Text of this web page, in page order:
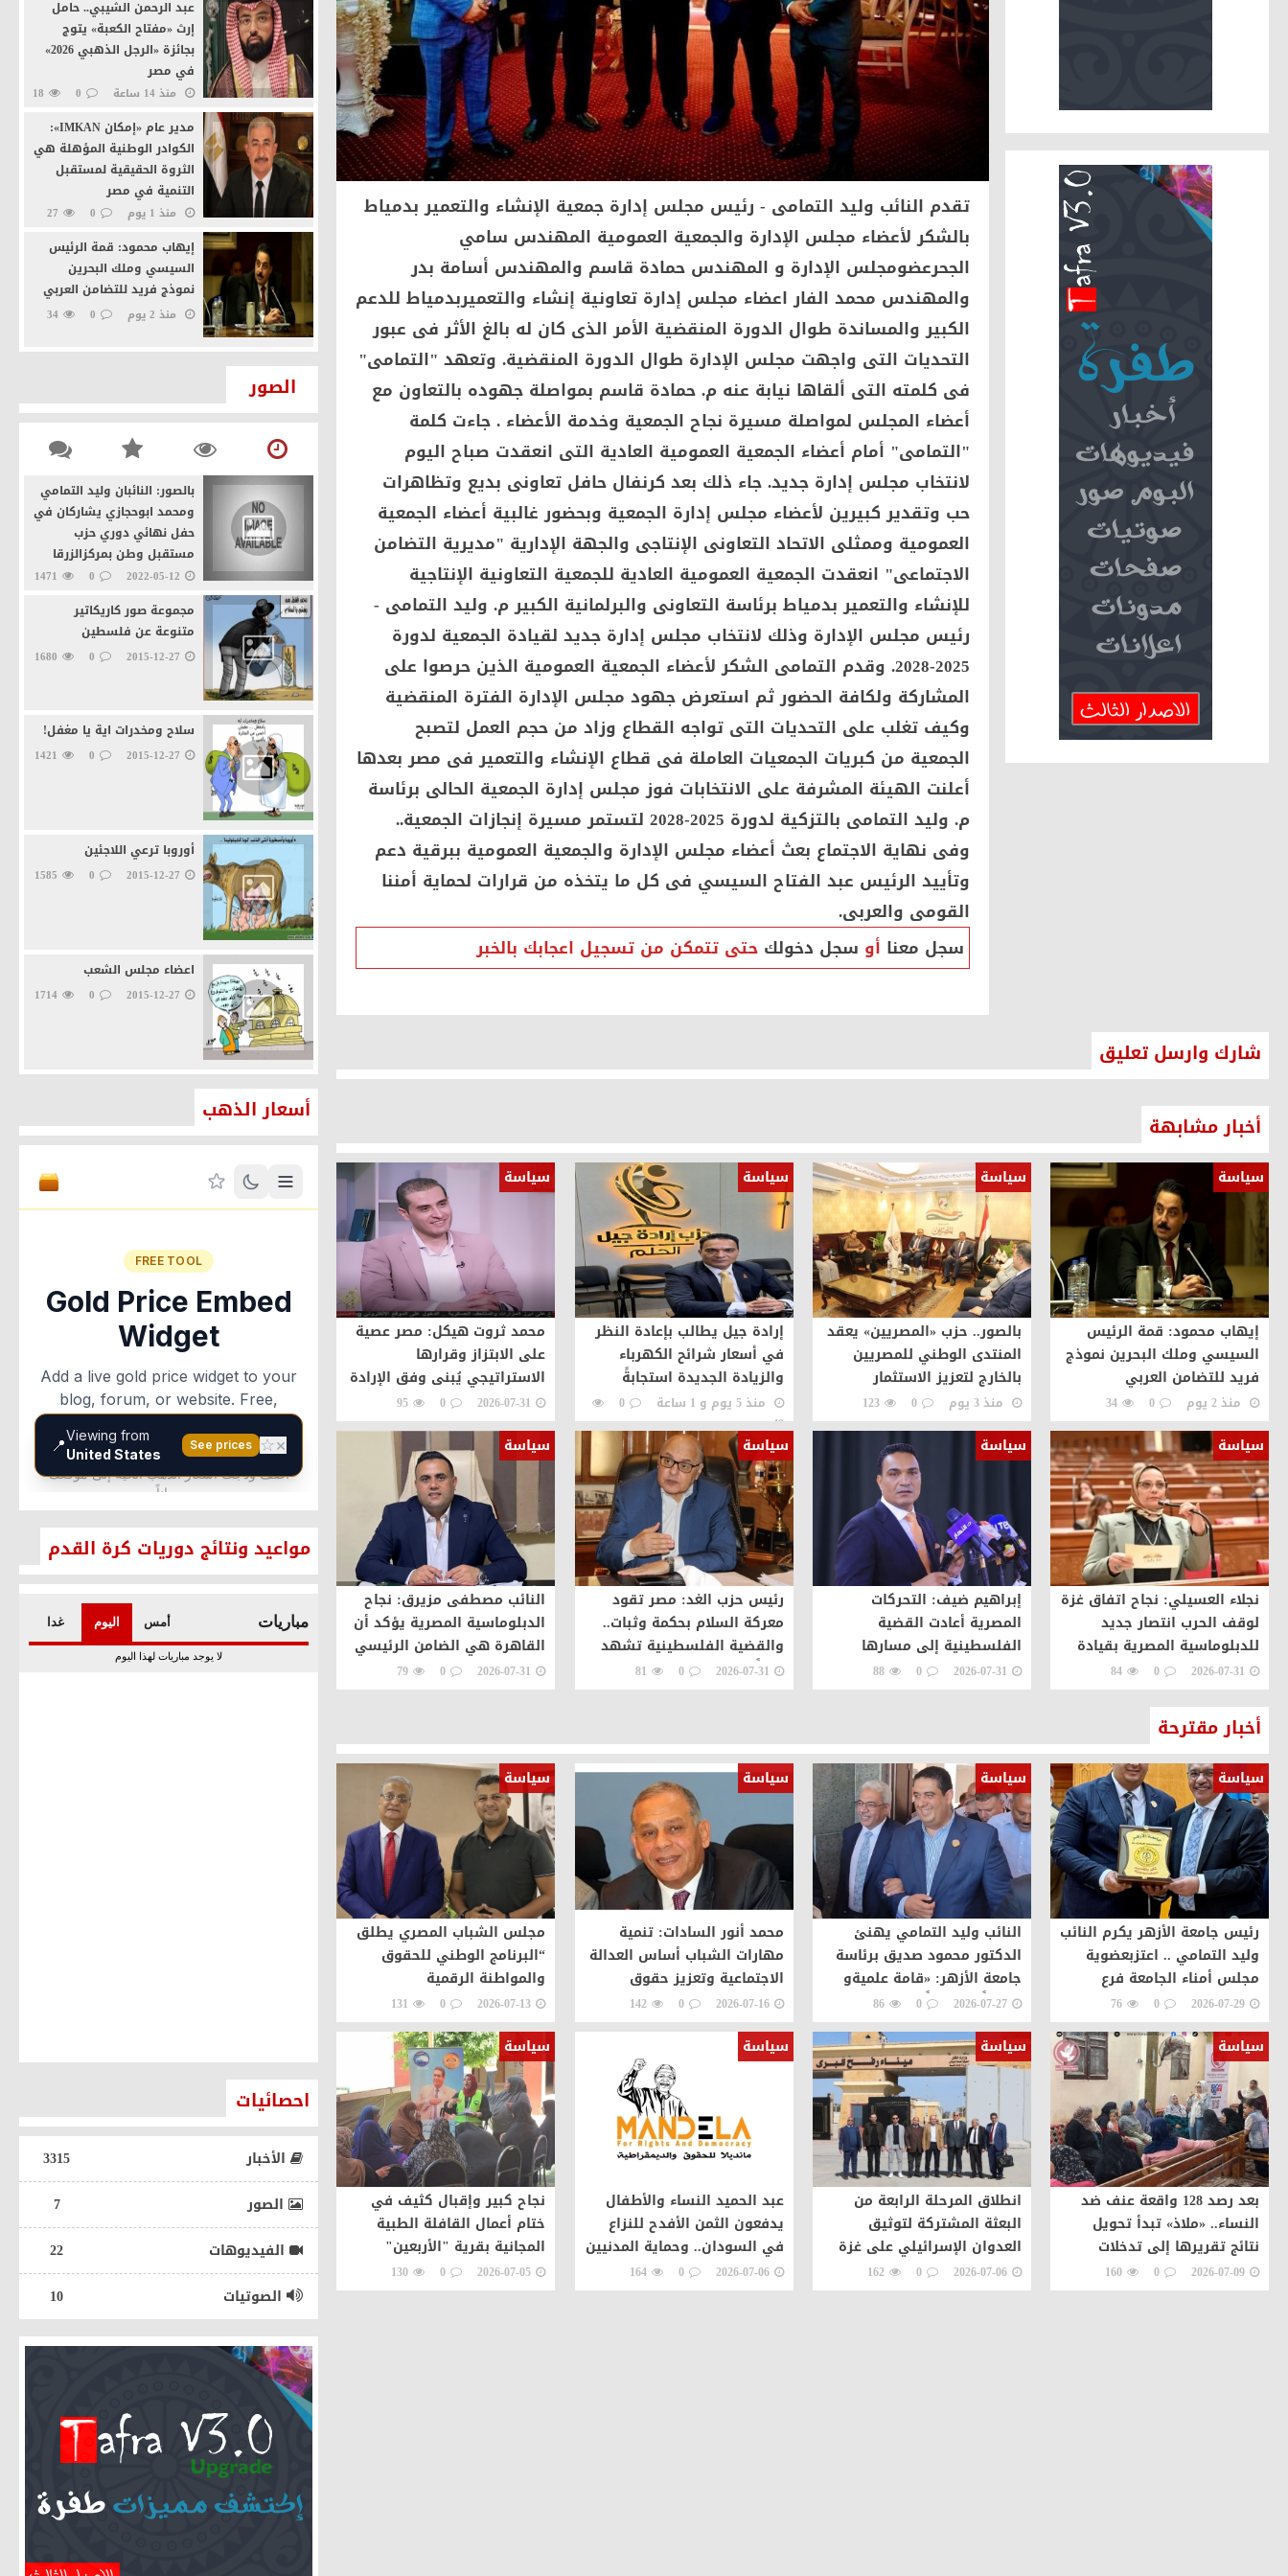
تقدم النائب وليد التمامى - رئيس مجلس إدارة جمعية الإنشاء والتعمير بدمياط
بالشكر لأعضاء مجلس الإدارة والجمعية العمومية المهندس سامي
الجحرعضومجلس الإدارة و المهندس حمادة قاسم والمهندس أسامة بدر
والمهندس محمد الفار اعضاء مجلس إدارة تعاونية إنشاء والتعميربدمياط للدعم
الكبير والمساندة طوال الدورة المنقضية الأمر الذى كان له بالغ الأثر فى عبور
التحديات التى واجهت مجلس الإدارة طوال الدورة المنقضية. وتعهد "التمامى"
فى كلمته التى ألقاها نيابة عنه م. حمادة قاسم بمواصلة جهوده بالتعاون مع
أعضاء المجلس لمواصلة مسيرة نجاح الجمعية وخدمة الأعضاء . جاءت كلمة
"التمامى" أمام أعضاء الجمعية العمومية العادية التى انعقدت صباح اليوم
لانتخاب مجلس إدارة جديد. جاء ذلك بعد كرنفال حافل تعاونى بديع وتظاهرات
حب وتقدير كبيرين لأعضاء مجلس إدارة الجمعية وبحضور غالبية أعضاء الجمعية
العمومية وممثلى الاتحاد التعاونى الإنتاجى والجهة الإدارية "مديرية التضامن
الاجتماعى" انعقدت الجمعية العمومية العادية للجمعية التعاونية الإنتاجية
للإنشاء والتعمير بدمياط برئاسة التعاونى والبرلمانية الكبير م. وليد التمامى -
رئيس مجلس الإدارة وذلك لانتخاب مجلس إدارة جديد لقيادة الجمعية لدورة
2025-2028. وقدم التمامى الشكر لأعضاء الجمعية العمومية الذين حرصوا على
المشاركة ولكافة الحضور ثم استعرض جهود مجلس الإدارة الفترة المنقضية
وكيف تغلب على التحديات التى تواجه القطاع وزاد من حجم العمل لتصبح
الجمعية من كبريات الجمعيات العاملة فى قطاع الإنشاء والتعمير فى مصر بعدها
أعلنت الهيئة المشرفة على الانتخابات فوز مجلس إدارة الجمعية الحالى برئاسة
م. وليد التمامى بالتزكية لدورة 2025-2028 لتستمر مسيرة إنجازات الجمعية..
وفى نهاية الاجتماع بعث أعضاء مجلس الإدارة والجمعية العمومية ببرقية دعم
وتأييد الرئيس عبد الفتاح السيسي فى كل ما يتخذه من قرارات لحماية أمننا
القومى والعربى.
سجل معنا أو سجل دخولك حتى تتمكن من تسجيل اعجابك بالخبر
شارك وارسل تعليق
أخبار مشابهة
سياسة
إيهاب محمود: قمة الرئيس
السيسي وملك البحرين نموذج
فريد للتضامن العربي
منذ 2 يوم 0
34
سياسة
بالصور.. حزب «المصريين» يعقد
المنتدى الوطني للمصريين
بالخارج لتعزيز الاستثمار
والشراكة الوطنية
منذ 3 يوم 0
123
سياسة
إرادة جيل يطالب بإعادة النظر
في أسعار شرائح الكهرباء
والزيادة الجديدة استجابةً
للمواطنين
منذ 5 يوم و 1 ساعة
0
49
سياسة
محمد ثروت هيكل: مصر عصية
على الابتزاز وقرارها
الاستراتيجي يُبنى وفق الإرادة
الوطنية والأمن القومي
2026-07-31
0
95
سياسة
نجلاء العسيلي: نجاح اتفاق غزة
لوقف الحرب انتصار جديد
للدبلوماسية المصرية بقيادة
الرئيس السيسي
2026-07-31
0
84
سياسة
إبراهيم ضيف: التحركات
المصرية أعادت القضية
الفلسطينية إلى مسارها
الصحيح ورسخت مكانة القاهرة
كصانعة للسلام
2026-07-31
0
88
سياسة
رئيس حزب الغد: مصر تقود
معركة السلام بحكمة وثبات..
والقضية الفلسطينية تشهد
تحولًا تاريخيًا بفضل التحركات
المصرية
2026-07-31
0
81
سياسة
النائب مصطفى مزيرق: نجاح
الدبلوماسية المصرية يؤكد أن
القاهرة هي الضامن الرئيسي
لاستقرار المنطقة وحماية
الحقوق الفلسطينية
2026-07-31
0
79
أخبار مقترحة
سياسة
رئيس جامعة الأزهر يكرم النائب
وليد التمامي .. اعتزبعضوية
مجلس أمناء الجامعة فرع
دمياط وهذا التكريم وسام
علي صدري
2026-07-29
0
76
سياسة
النائب وليد التمامي يهنئ
الدكتور محمود صديق برئاسة
جامعة الأزهر: «قامة علميةو
تتويجاً مستحقاً لمسيرة حافلة
بالإنجازات
2026-07-27
0
86
سياسة
محمد أنور السادات: تنمية
مهارات الشباب أساس العدالة
الاجتماعية وتعزيز حقوق
الإنسان
2026-07-16
0
142
سياسة
مجلس الشباب المصري يطلق
“البرنامج الوطني للحقوق
والمواطنة الرقمية
2026-07-13
0
131
سياسة
بعد رصد 128 واقعة عنف ضد
النساء.. «ملاذ» تبدأ تحويل
نتائج تقريرها إلى تدخلات
ميدانية في بني سويف
2026-07-09
0
160
سياسة
انطلاق المرحلة الرابعة من
البعثة المشتركة لتوثيق
العدوان الإسرائيلي على غزة
ورصد تدفق المساعدات
والجرحى
2026-07-06
0
162
سياسة
عبد الحميد النساء والأطفال
يدفعون الثمن الأفدح للنزاع
في السودان.. وحماية المدنيين
مسؤولية عاجلة
2026-07-06
0
164
سياسة
نجاح كبير وإقبال كثيف في
ختام أعمال القافلة الطبية
المجانية بقرية "الأربعين"
بدمياط
2026-07-05
0
130
عبد الرحمن الشيبي.. حامل
إرث «مفتاح الكعبة» يتوج
بجائزة «الرجل الذهبي 2026»
في مصر
منذ 14 ساعة 0
18
مدير عام «إمكان IMKAN»:
الكوادر الوطنية المؤهلة هي
الثروة الحقيقية لمستقبل
التنمية في مصر
منذ 1 يوم 0
27
إيهاب محمود: قمة الرئيس
السيسي وملك البحرين
نموذج فريد للتضامن العربي
منذ 2 يوم 0
34
يقود انطلاقة جديدة بكلية
الصور
بالصور: النائبان وليد التمامي
ومحمد ابوحجازي يشاركان في
حفل نهائي دوري حزب
مستقبل وطن بمركزالزرقا
2022-05-12
0
1471
مجموعة صور كاريكاتير
متنوعة عن فلسطين
2015-12-27
0
1680
سلاح ومخدرات اية يا مغفل!
2015-12-27
0
1421
أوروبا ترعي اللاجئين
2015-12-27
0
1585
اعضاء مجلس الشعب
2015-12-27
0
1714
أسعار الذهب
مواعيد ونتائج دوريات كرة القدم
احصائيات
الأخبار
3315
الصور
7
الفيديوهات
22
الصوتيات
10